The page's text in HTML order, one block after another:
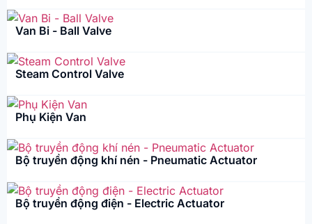
Van Bi - Ball Valve
Steam Control Valve
Phụ Kiện Van
Bộ truyền động khí nén - Pneumatic Actuator
Bộ truyền động điện - Electric Actuator